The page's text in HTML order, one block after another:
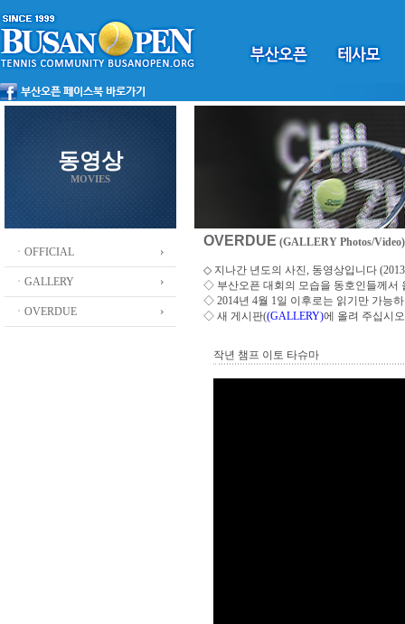
동영상
MOVIES
ㆍOFFICIAL
ㆍGALLERY
ㆍOVERDUE
OVERDUE (GALLERY Photos/Video)
◇ 지나간 년도의 사진, 동영상입니다
◇ 부산오픈 대회의 모습을 동호인들께서
◇ 2014년 4월 1일 이후로는 읽기만 가능
◇ 새 게시판((GALLERY)에 올려 주십시오
작년 챔프 이토 타슈마